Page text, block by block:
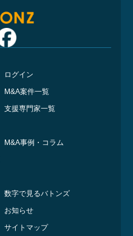
ログイン
M&A案件一覧
支援専門家一覧
M&A事例・コラム
数字で見るバトンズ
お知らせ
サイトマップ